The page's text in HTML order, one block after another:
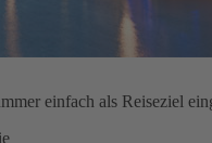
einfach als Reiseziel